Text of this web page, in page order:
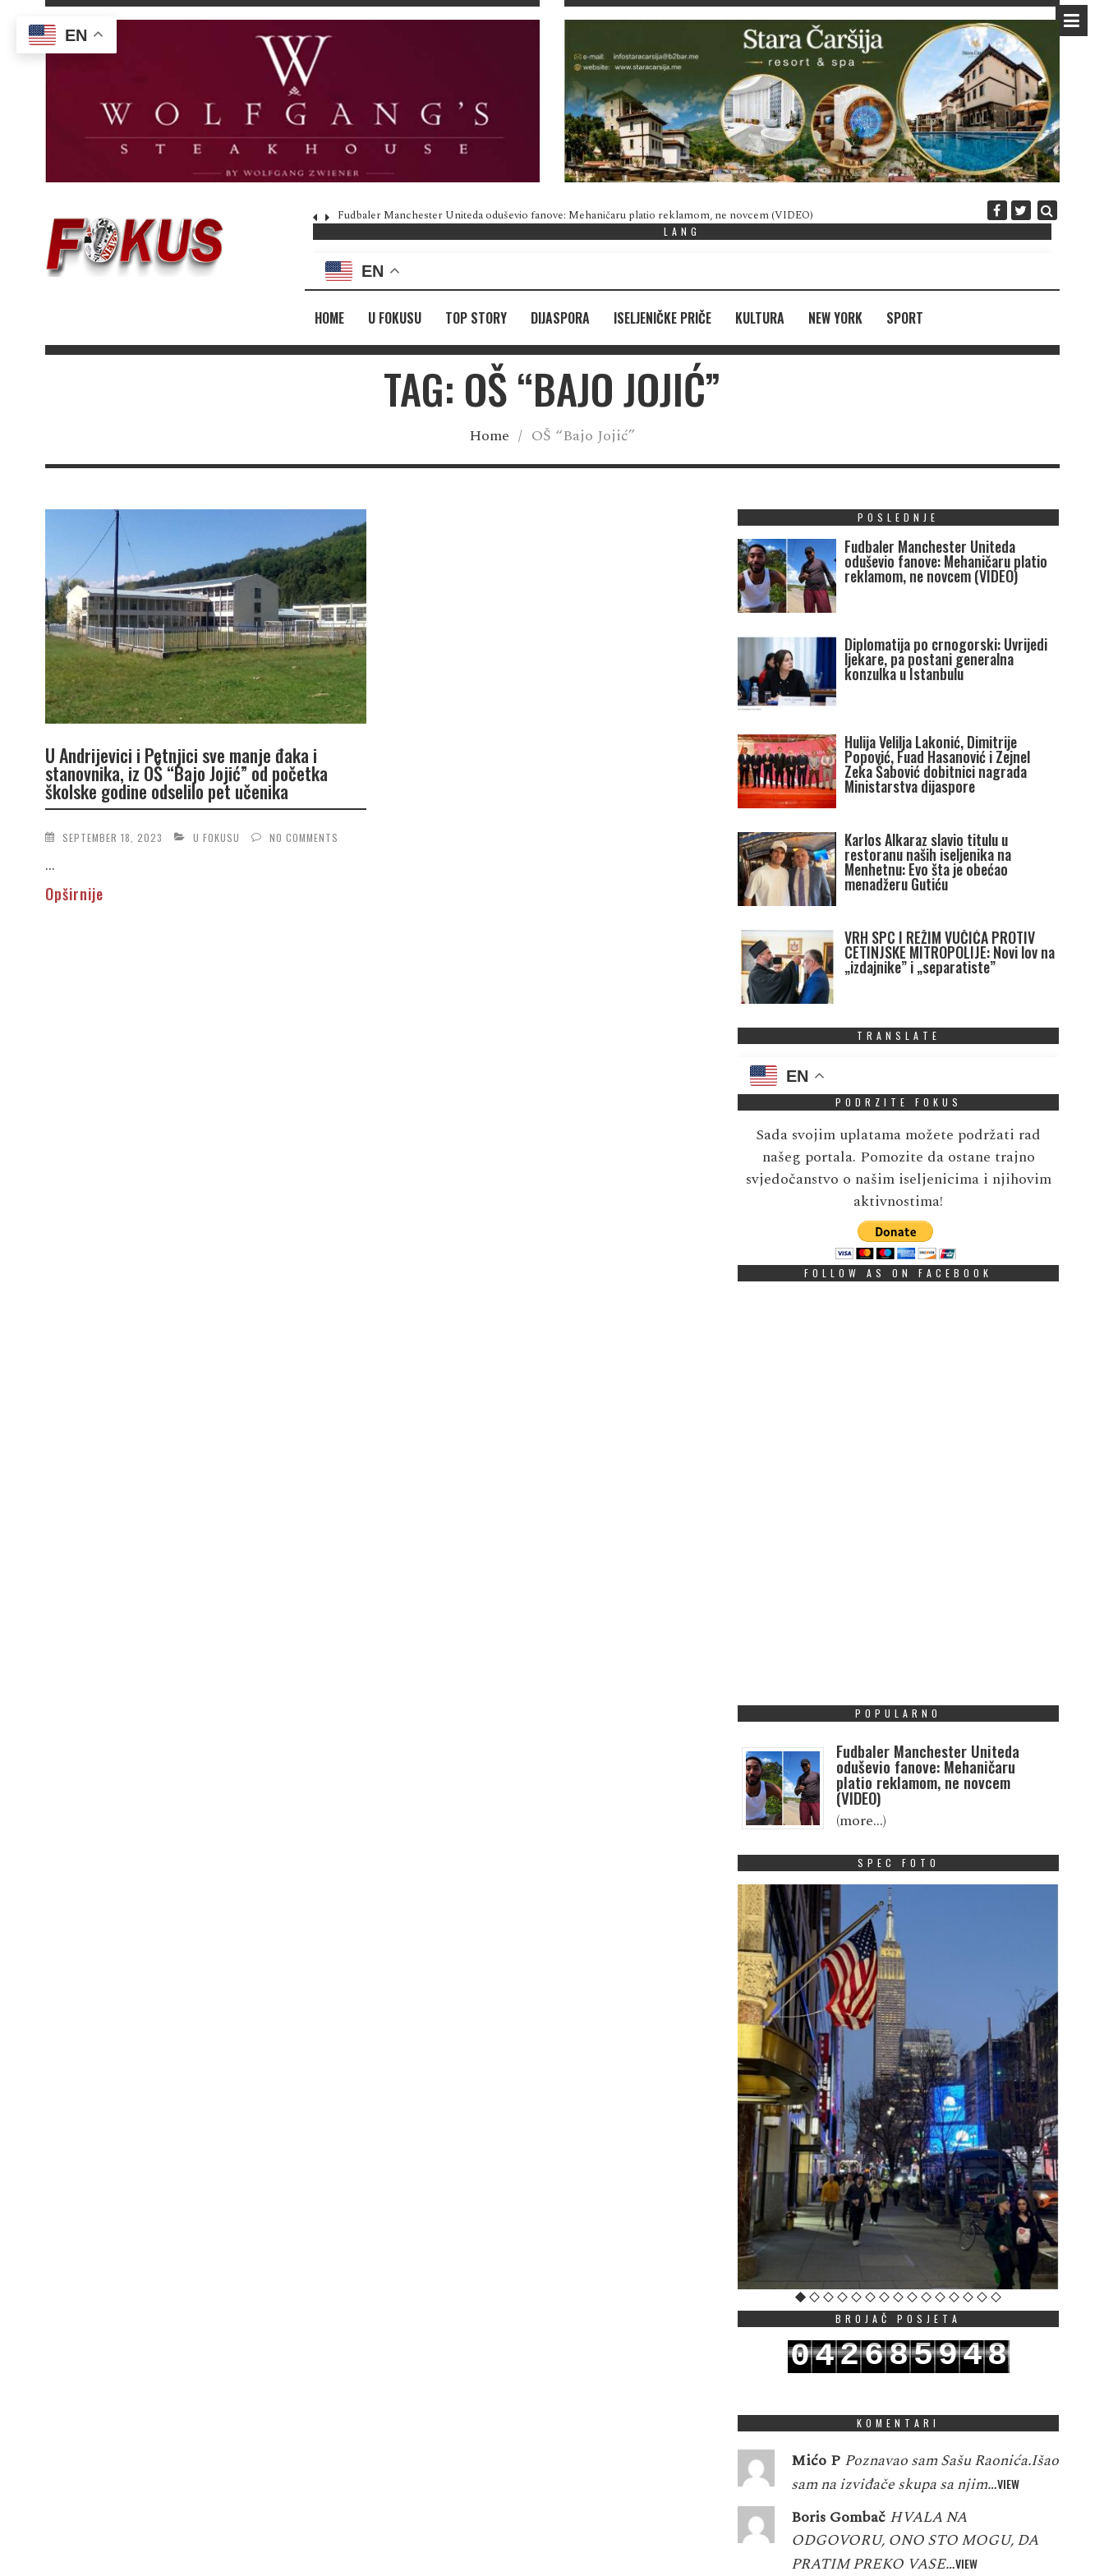
Fudbaler Manchester Uniteda oduševio fanove: Mehaničaru platio reklamom, ne novcem (VIDEO) Diplomatija po
LANG
EN
HOME U FOKUSU TOP STORY DIJASPORA ISELJENIČKE PRIČE KULTURA NEW YORK SPORT
TAG: OŠ “BAJO JOJIĆ”
Home / OŠ “Bajo Jojić”
U Andrijevici i Petnjici sve manje đaka i
stanovnika, iz OŠ “Bajo Jojić” od početka
školske godine odselilo pet učenika
SEPTEMBER 18, 2023 U FOKUSU NO COMMENTS
...
Opširnije
POSLEDNJE
Fudbaler Manchester Uniteda
oduševio fanove: Mehaničaru platio
reklamom, ne novcem (VIDEO)
Diplomatija po crnogorski: Uvrijedi
ljekare, pa postani generalna
konzulka u Istanbulu
Hulija Velilja Lakonić, Dimitrije
Popović, Fuad Hasanović i Zejnel
Zeka Šabović dobitnici nagrada
Ministarstva dijaspore
Karlos Alkaraz slavio titulu u
restoranu naših iseljenika na
Menhetnu: Evo šta je obećao
menadžeru Gutiću
VRH SPC I REŽIM VUČIĆA PROTIV
CETINJSKE MITROPOLIJE: Novi lov na
„izdajnike” i „separatiste”
TRANSLATE
EN
PODRZITE FOKUS
Sada svojim uplatama možete podržati rad
našeg portala. Pomozite da ostane trajno
svjedočanstvo o našim iseljenicima i njihovim
aktivnostima!
FOLLOW AS ON FACEBOOK
POPULARNO
Fudbaler Manchester Uniteda
oduševio fanove: Mehaničaru
platio reklamom, ne novcem
(VIDEO)
(more…)
SPEC FOTO
BROJAČ POSJETA
042685948
KOMENTARI
Mićo P Poznavao sam Sašu Raonića.Išao
sam na izviđače skupa sa njim…VIEW
Boris Gombač HVALA NA
ODGOVORU, ONO STO MOGU, DA
PRATIM PREKO VASE…VIEW
EN